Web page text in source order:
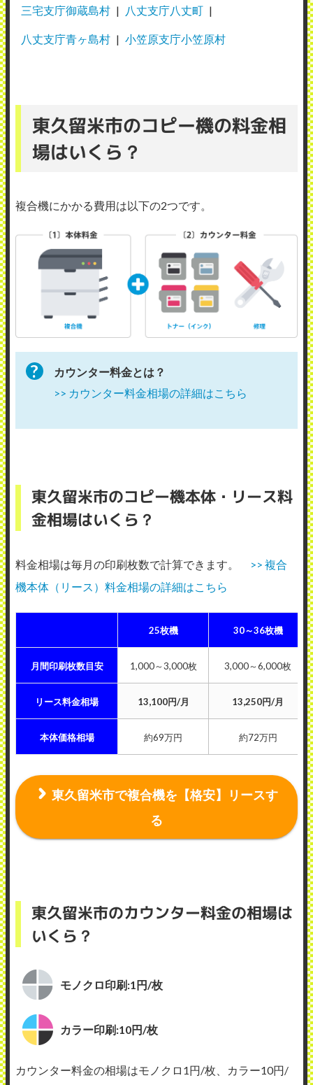
三宅支庁御蔵島村 八丈支庁八丈町
八丈支庁青ヶ島村 小笠原支庁小笠原村
東久留米市のコピー機の料金相
場はいくら？
複合機にかかる費用は以下の2つです。
カウンター料金とは？
>> カウンター料金相場の詳細はこちら
東久留米市のコピー機本体・リース料
金相場はいくら？
料金相場は毎月の印刷枚数で計算できます。
>> 複合
機本体（リース）料金相場の詳細はこちら
25枚機 30～36枚機
月間印刷枚数目安 1,000～3,000枚 3,000～6,000枚
リース料金相場 13,100円/月 13,250円/月
本体価格相場 約69万円 約72万円
東久留米市で複合機を【格安】リースす
る
東久留米市のカウンター料金の相場は
いくら？
モノクロ印刷:1円/枚
カラー印刷:10円/枚
カウンター料金の相場はモノクロ1円/枚、カラー10円/